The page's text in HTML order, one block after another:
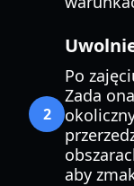
2
Po
Zada
aby